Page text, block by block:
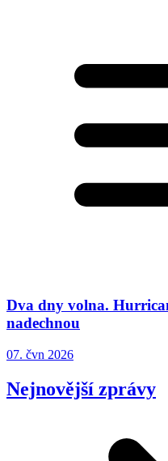
Dva dny volna.
nadechnou
07. čvn 2026
Nejnovější zprávy